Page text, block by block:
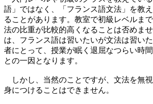
語」ではなく、「フランス語文法」を教
ることがあります。教室で初級レベルま
法の比重が比較的高くなることは否めま
は、フランス語は習いたいが文法は習い
者にとって、授業が眠く退屈なつらい時
との一因となります。
しかし、当然のことですが、文法を無
身につけることはできません。